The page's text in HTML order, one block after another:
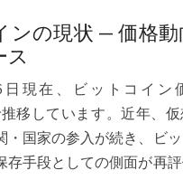
測
見
し、
揺
ら
ぐ
ンの現状 — 価格
ス
日現在、ビットコイン
推移しています。近年、
・国家の参入が続き、ビ
存手段としての側面が再